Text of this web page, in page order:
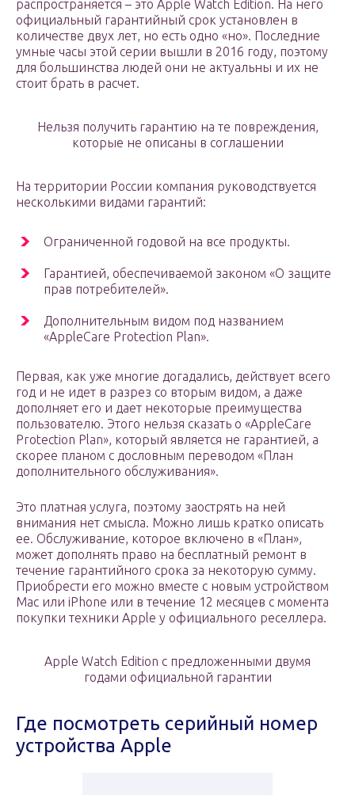
распространяется – это Apple Watch Edition. На него
официальный гарантийный срок установлен в
количестве двух лет, но есть одно «но». Последние
умные часы этой серии вышли в 2016 году, поэтому
для большинства людей они не актуальны и их не
стоит брать в расчет.
Нельзя получить гарантию на те повреждения,
которые не описаны в соглашении
На территории России компания руководствуется
несколькими видами гарантий:
Ограниченной годовой на все продукты.
Гарантией, обеспечиваемой законом «О защите
прав потребителей».
Дополнительным видом под названием
«AppleCare Protection Plan».
Первая, как уже многие догадались, действует всего
год и не идет в разрез со вторым видом, а даже
дополняет его и дает некоторые преимущества
пользователю. Этого нельзя сказать о «AppleCare
Protection Plan», который является не гарантией, а
скорее планом с дословным переводом «План
дополнительного обслуживания».
Это платная услуга, поэтому заострять на ней
внимания нет смысла. Можно лишь кратко описать
ее. Обслуживание, которое включено в «План»,
может дополнять право на бесплатный ремонт в
течение гарантийного срока за некоторую сумму.
Приобрести его можно вместе с новым устройством
Mac или iPhone или в течение 12 месяцев с момента
покупки техники Apple у официального реселлера.
Apple Watch Edition с предложенными двумя
годами официальной гарантии
Где посмотреть серийный номер
устройства Apple